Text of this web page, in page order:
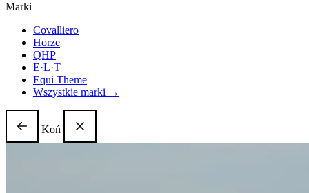
Marki
Covalliero
Horze
QHP
E·L·T
Equi Theme
Wszystkie marki →
Koń